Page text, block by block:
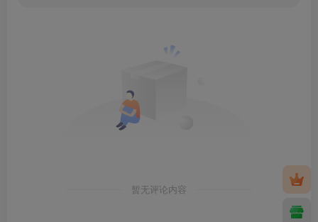
暂无评论内容